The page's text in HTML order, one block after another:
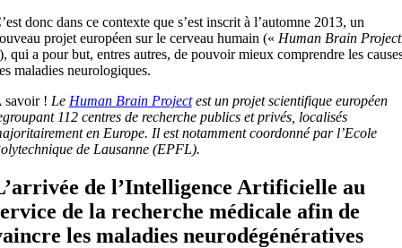
donc dans ce contexte que s’est inscrit à l’automne 2013, un
projet européen sur le cerveau humain (« Human Brain Project
qui a pour but, entres autres, de pouvoir mieux comprendre les
maladies neurologiques.
savoir ! Le Human Brain Projectest un projet scientifique européen
112 centres de recherche publics et privés, localisés
en Europe. Il est notamment coordonné par l’Ecole
de Lausanne (EPFL).
de l’Intelligence Artificielle au
de la recherche médicale afin de
les maladies neurodégénératives